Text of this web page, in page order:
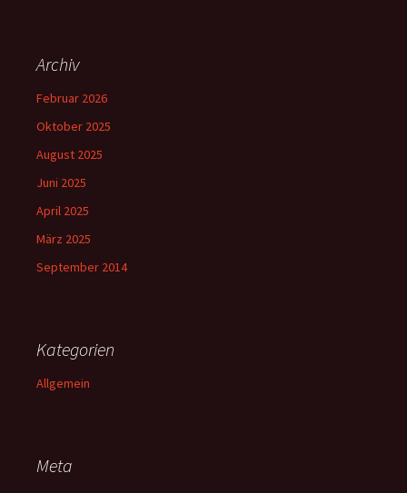
Archiv
Februar 2026
Oktober 2025
August 2025
Juni 2025
April 2025
März 2025
September 2014
Kategorien
Allgemein
Meta